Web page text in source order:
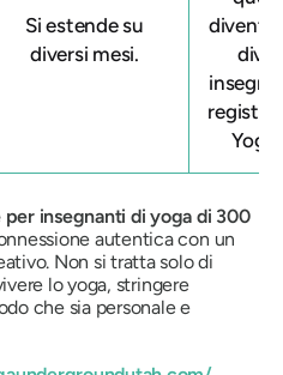
Si estende su
diversi mesi.
Yoga
insegnanti di yoga di 300
autentica con un
Non si tratta solo di
lo yoga, stringere
che sia personale e